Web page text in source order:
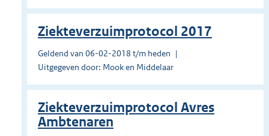
Ziekteverzuimprotocol 2017
Geldend van 06-02-2018 t/m heden
Uitgegeven door: Mook en Middelaar
Ziekteverzuimprotocol Avres
Ambtenaren